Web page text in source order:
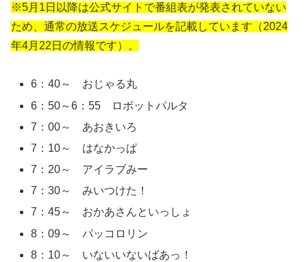
※5月1日以降は公式サイトで番組表が発表されていない
ため、通常の放送スケジュールを記載しています（2024
年4月22日の情報です）。
6：40～ おじゃる丸
6：50～6：55 ロボットパルタ
7：00～ あおきいろ
7：10～ はなかっぱ
7：20～ アイラブみー
7：30～ みいつけた！
7：45～ おかあさんといっしょ
8：09～ パッコロリン
8：10～ いないいないばあっ！